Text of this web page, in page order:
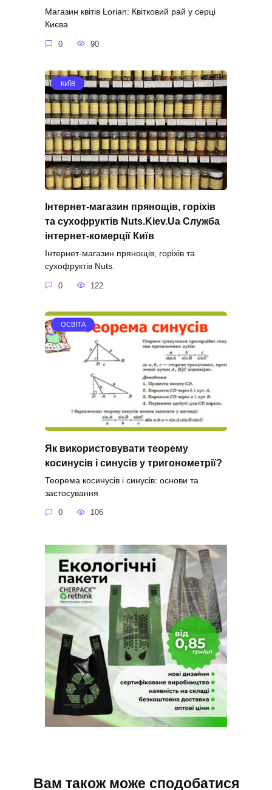
Магазин квітів Lorian: Квітковий рай у серці
Києва
0 90
КИЇВ
Інтернет-магазин прянощів, горіхів
та сухофруктів Nuts.Kiev.Ua Служба
інтернет-комерції Київ
Інтернет-магазин прянощів, горіхів та
сухофруктів Nuts.
0 122
ОСВІТА
Як використовувати теорему
косинусів і синусів у тригонометрії?
Теорема косинусів і синусів: основи та
застосування
0 106
Вам також може сподобатися